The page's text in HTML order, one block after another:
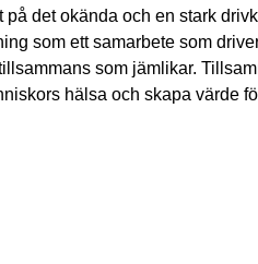
det okända och en stark
som ett samarbete som
som jämlikar.
hälsa och skapa värde